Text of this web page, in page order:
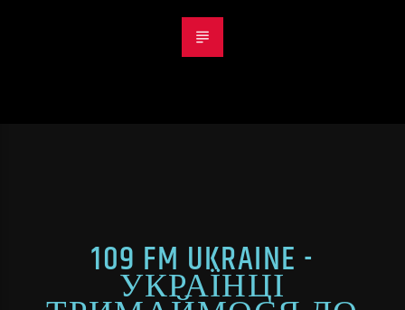
109 FM UKRAINE -
УКРАЇНЦІ